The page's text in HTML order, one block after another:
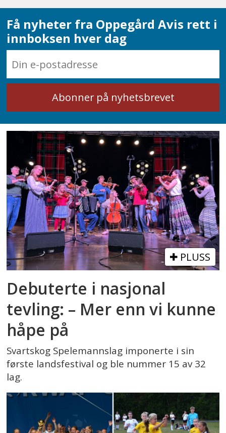
Få nyheter fra Oppegård Avis rett i
innboksen hver dag
PLUSS
Debuterte i nasjonal
tevling: – Mer enn vi kunne
håpe på
Svartskog Spelemannslag imponerte i sin
første landsfestival og ble nummer 15 av 32
lag.